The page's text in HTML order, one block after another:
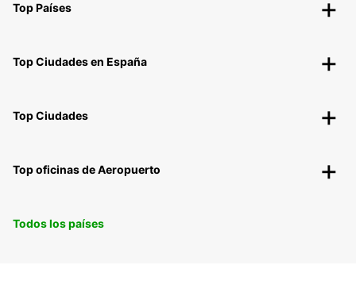
Top Países
Top Ciudades en España
Top Ciudades
Top oficinas de Aeropuerto
Todos los países